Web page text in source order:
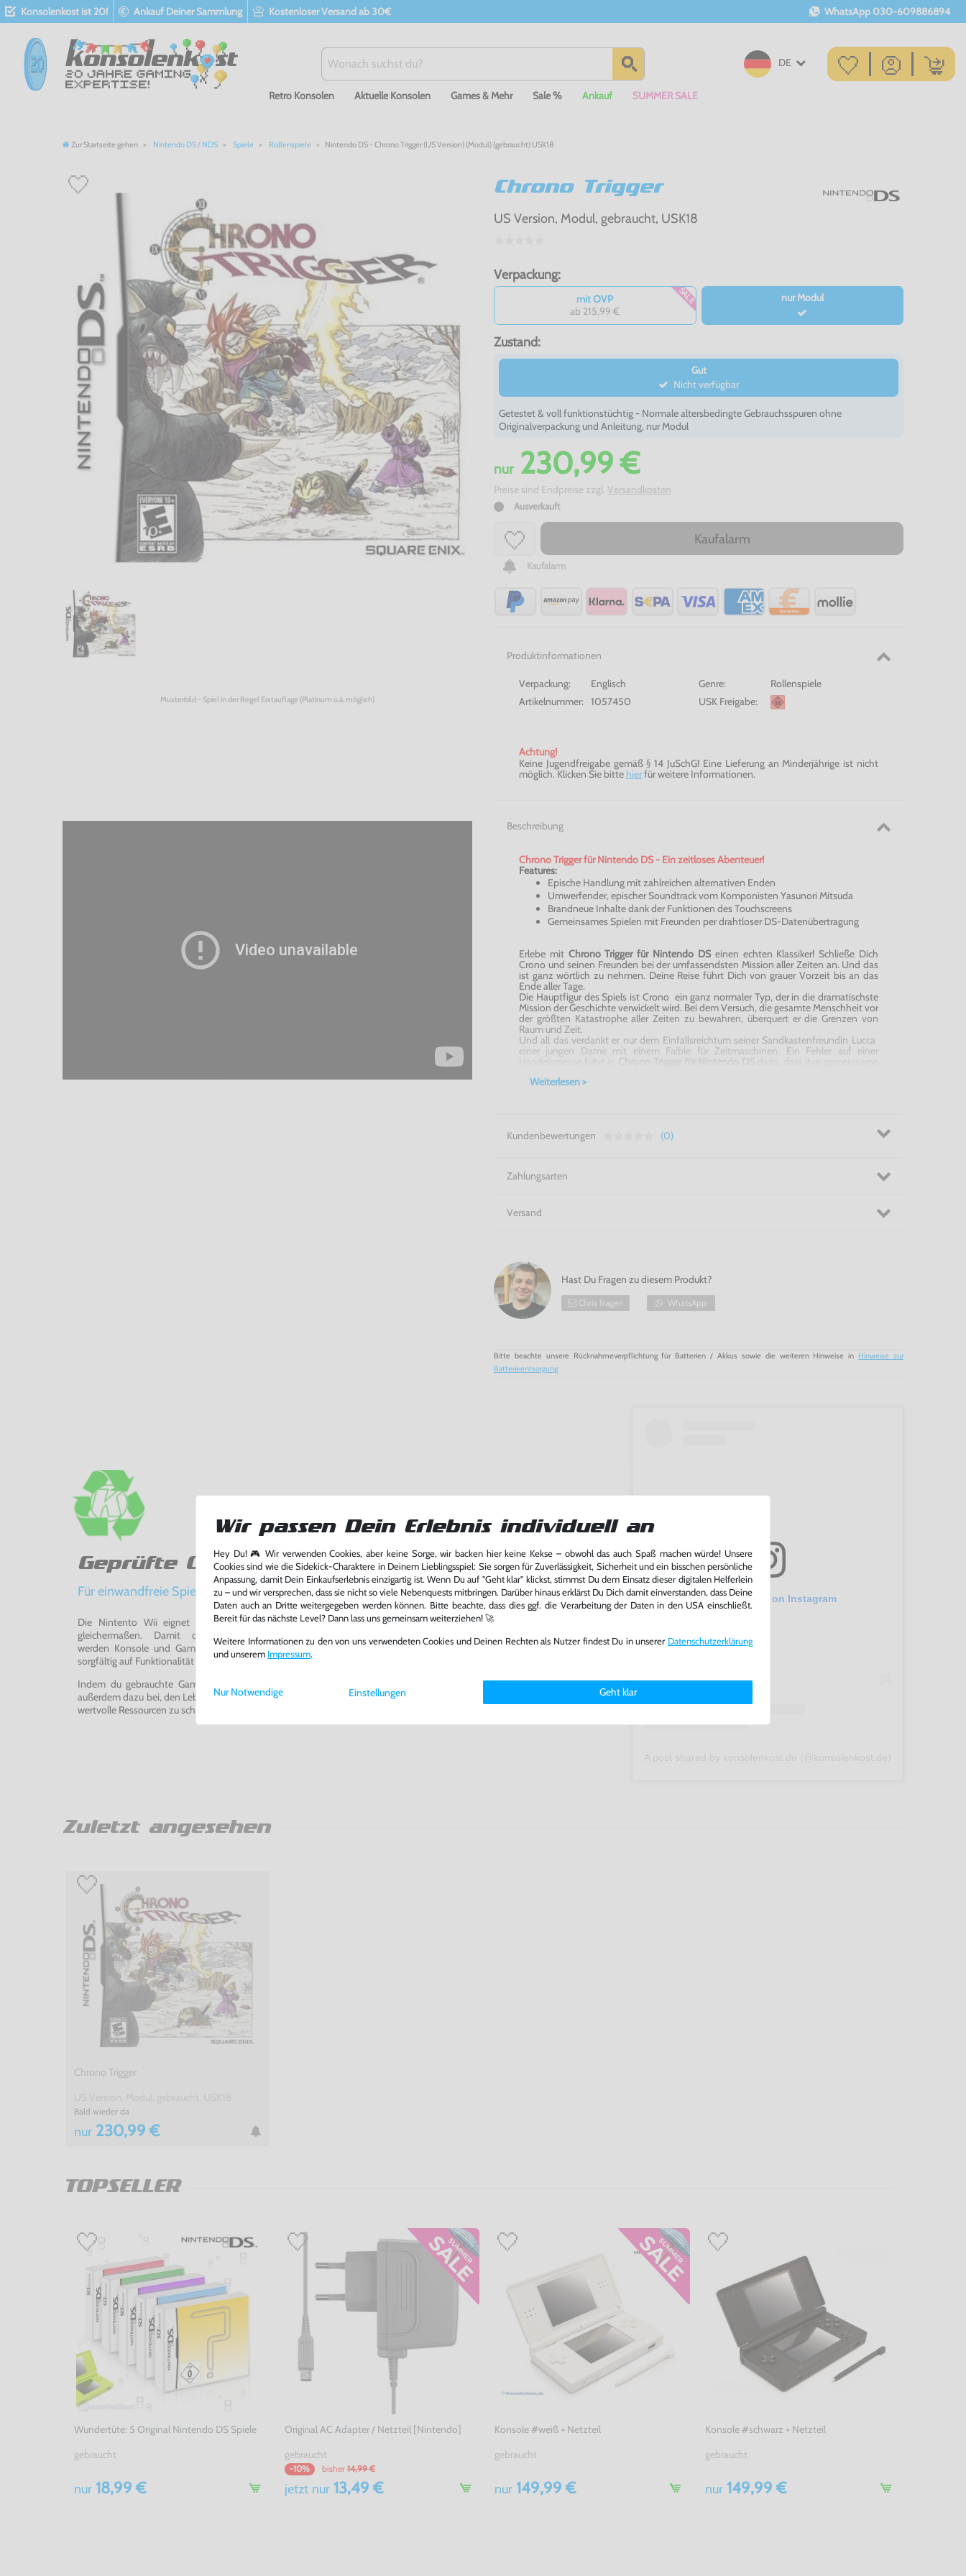
Konsolenkost ist 20! Ankauf Deiner Sammlung Kostenloser Versand ab 30€ WhatsApp 030-609886894
DE
Retro Konsolen Aktuelle Konsolen Games & Mehr Sale % Ankauf SUMMER SALE
Zur Startseite gehen Nintendo DS / NDS Spiele Rollenspiele Nintendo DS - Chrono Trigger (US Version) (Modul) (gebraucht) USK18
Musterbild - Spiel in der Regel Erstauflage (Platinum o.ä. möglich)
Chrono Trigger
US Version, Modul, gebraucht, USK18
Verpackung:
mit OVP
ab 215,99 €
SALE nur Modul
Zustand:
Gut
Nicht verfügbar
Getestet & voll funktionstüchtig - Normale altersbedingte Gebrauchsspuren ohne
Originalverpackung und Anleitung, nur Modul
nur230,99 €
Preise sind Endpreise zzgl. Versandkosten
Ausverkauft
Kaufalarm
Kaufalarm
Produktinformationen
Verpackung: Englisch Genre:
Rollenspiele
Artikelnummer:
1057450 USK Freigabe:
Achtung!
Keine Jugendfreigabe gemäß § 14 JuSchG! Eine Lieferung an Minderjährige ist nicht
möglich. Klicken Sie bitte hierfür weitere Informationen.
Beschreibung
Chrono Trigger für Nintendo DS - Ein zeitloses Abenteuer!
Features:
Epische Handlung mit zahlreichen alternativen Enden
Umwerfender, epischer Soundtrack vom Komponisten Yasunori Mitsuda
Brandneue Inhalte dank der Funktionen des Touchscreens
Gemeinsames Spielen mit Freunden per drahtloser DS-Datenübertragung
Erlebe mit Chrono Trigger für Nintendo DSeinen echten Klassiker! Schließe Dich
Crono und seinen Freunden bei der umfassendsten Mission aller Zeiten an. Und das
ist ganz wörtlich zu nehmen. Deine Reise führt Dich von grauer Vorzeit bis an das
Ende aller Tage.
Die Hauptfigur des Spiels ist Crono  ein ganz normaler Typ, der in die dramatischste
Mission der Geschichte verwickelt wird. Bei dem Versuch, die gesamte Menschheit vor
der größten Katastrophe aller Zeiten zu bewahren, überquert er die Grenzen von
Raum und Zeit.
Und all das verdankt er nur dem Einfallsreichtum seiner Sandkastenfreundin Lucca 
einer jungen Dame mit einem Faible für Zeitmaschinen. Ein Fehler auf einer
Zeitkontinuums führt und eine Kette von Ereignissen auslöst. Crono findet auf
Erlebe eine fantastische Geschichte! - Chrono Trigger für Nintendo DS
Weiterlesen >
Kundenbewertungen (0)
Zahlungsarten
Versand
Hast Du Fragen zu diesem Produkt?
Chris fragen WhatsApp
Bitte beachte unsere Rücknahmeverpflichtung für Batterien / Akkus sowie die weiteren Hinweise in Hinweise zur
Batterieentsorgung
Geprüfte Qualität
Für einwandfreie Spielerlebnisse
Die Nintento Wii eignet sich perfekt für Retro-Gaming-Fans und neue Entdecker
gleichermaßen. Damit du ein einwandfreies Spielerlebnis genießen kannst,
werden Konsole und Game in unserer Reparatur-Werkstatt von unseren Fachkräften
sorgfältig auf Funktionalität getestet, gereinigt und bei Bedarf repariert.
Indem du gebrauchte Games und Konsolen bei uns kaufst oder verkaufst, trägst du
außerdem dazu bei, den Lebenszyklus von Konsolen und Games zu verlängern und damit
wertvolle Ressourcen zu schonen und Abfall zu vermeiden.
View this post on Instagram
Zuletzt angesehen
Chrono Trigger
Bald wieder da
nur 230,99 €
TOPSELLER
Wundertüte: 5 Original Nintendo DS Spiele
gebraucht
nur 18,99 €
Original AC Adapter / Netzteil [Nintendo]
gebraucht
-10% bisher 14,99 €
jetzt nur13,49 €
Konsole #weiß + Netzteil
gebraucht
nur 149,99 €
Konsole #schwarz + Netzteil
gebraucht
nur149,99 €
Wir passen Dein Erlebnis individuell an
Hey Du! 🎮 Wir verwenden Cookies, aber keine Sorge, wir backen hier keine Kekse – obwohl das auch Spaß machen würde! Unsere
Cookies sind wie die Sidekick-Charaktere in Deinem Lieblingsspiel: Sie sorgen für Zuverlässigkeit, Sicherheit und ein bisschen persönliche
Anpassung, damit Dein Einkaufserlebnis einzigartig ist. Wenn Du auf "Geht klar" klickst, stimmst Du dem Einsatz dieser digitalen Helferlein
zu – und wir versprechen, dass sie nicht so viele Nebenquests mitbringen. Darüber hinaus erklärst Du Dich damit einverstanden, dass Deine
Daten auch an Dritte weitergegeben werden können. Bitte beachte, dass dies ggf. die Verarbeitung der Daten in den USA einschließt.
Bereit für das nächste Level? Dann lass uns gemeinsam weiterziehen! 🚀
Weitere Informationen zu den von uns verwendeten Cookies und Deinen Rechten als Nutzer findest Du in unserer Daten­schutz­erklärung
und unserem Impressum.
Einstellungen Geht klar
Nur Notwendige